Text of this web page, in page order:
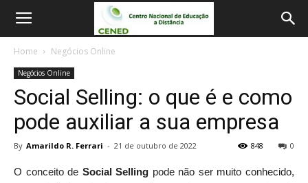
Home Negócios Online
Negócios Online
Social Selling: o que é e como
pode auxiliar a sua empresa
By Amarildo R. Ferrari - 21 de outubro de 2022 0
848
O conceito de Social Selling pode não ser muito conhecido,